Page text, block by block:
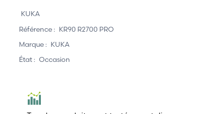
KUKA
Référence : KR90 R2700 PRO
Marque : KUKA
État : Occasion